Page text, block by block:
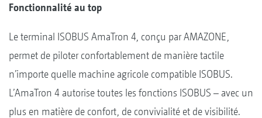
Fonctionnalité au top
Le terminal ISOBUS AmaTron 4, conçu par AMAZONE,
permet de piloter confortablement de manière tactile
n’importe quelle machine agricole compatible ISOBUS.
L’AmaTron 4 autorise toutes les fonctions ISOBUS – avec un
plus en matière de confort, de convivialité et de visibilité.